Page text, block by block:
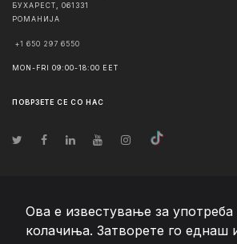
Ова е известување за употреба
колачиња. Затворете го еднаш
БУХАРЕСТ
061331
РОМАНИЈА
+1 650 297 6550
MON-FRI 09:00-18:00 EET
ПОВРЗЕТЕ СЕ СО НАС
© Авторско право2026 Team Extension Macedonia -